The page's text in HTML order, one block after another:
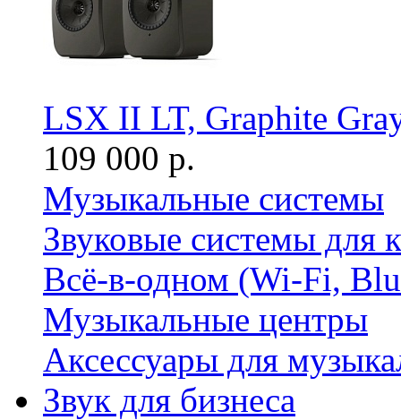
LSX II LT, Graphite
109 000 р.
Музыкальные системы
Звуковые системы для
Всё-в-одном (Wi-Fi,
Музыкальные центры
Аксессуары для
Звук для бизнеса